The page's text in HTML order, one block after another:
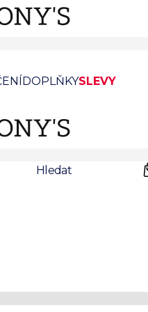
DOPLŇKYSLEVY
Hledat
Motýlky